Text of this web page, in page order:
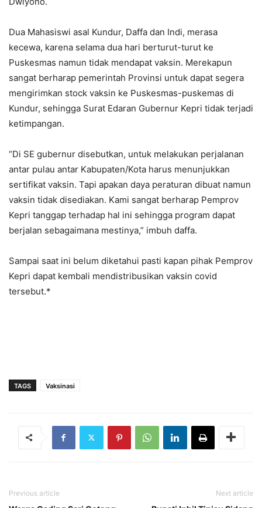
Dua Mahasiswi asal Kundur, Daffa dan Indi, merasa
kecewa, karena selama dua hari berturut-turut ke
Puskesmas namun tidak mendapat vaksin. Merekapun
sangat berharap pemerintah Provinsi untuk dapat segera
mengirimkan stock vaksin ke Puskesmas-puskemas di
Kundur, sehingga Surat Edaran Gubernur Kepri tidak terjadi
ketimpangan.
“Di SE gubernur disebutkan, untuk melakukan perjalanan
antar pulau antar Kabupaten/Kota harus menunjukkan
sertifikat vaksin. Tapi apakan daya peraturan dibuat namun
vaksin tidak disediakan. Kami sangat berharap Pemprov
Kepri tanggap terhadap hal ini sehingga program dapat
berjalan sebagaimana mestinya,” imbuh daffa.
Sampai saat ini belum diketahui pasti kapan pihak Pemprov
Kepri dapat kembali mendistribusikan vaksin covid
tersebut.*
TAGS Vaksinasi
Previous article Next article